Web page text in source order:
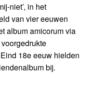
niet’, in het
van vier eeuwen
album amicorum via
18e eeuw hielden
bij.